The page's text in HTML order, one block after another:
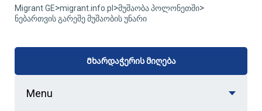
Migrant GE>migrant.info.pl >მუშაობა პოლონეთში>
ნებართვის გარეშე მუშაობის უნარი
Მხარდაჭერის მიღება
Menu